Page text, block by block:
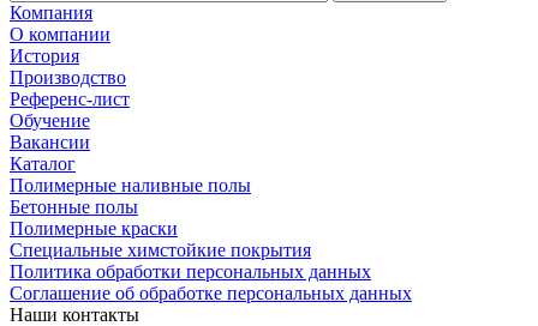
Компания
О компании
История
Производство
Референс-лист
Обучение
Вакансии
Каталог
Полимерные наливные полы
Бетонные полы
Полимерные краски
Специальные химстойкие покрытия
Политика обработки персональных данных
Cоглашение об обработке персональных данных
Наши контакты